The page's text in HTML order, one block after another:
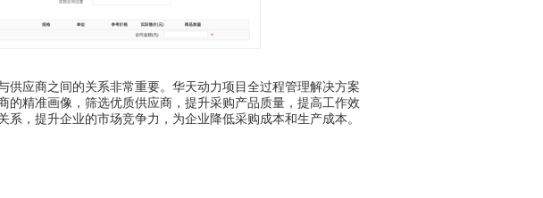
应商之间的关系非常重要。华天动力项目全过程管理解决方案
的精准画像，筛选优质供应商，提升采购产品质量，提高工作效
，提升企业的市场竞争力，为企业降低采购成本和生产成本。